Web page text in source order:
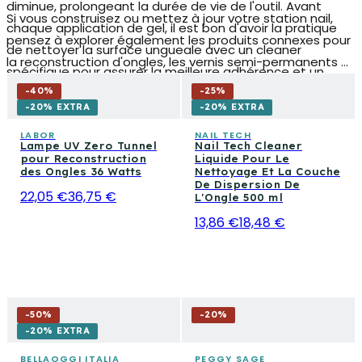
diminue, prolongeant la durée de vie de l'outil. Avant
chaque application de gel, il est bon d'avoir la pratique
de nettoyer la surface ungueale avec un cleaner
spécifique pour assurer la meilleure adhérence et un
résultat uniforme.
Si vous construisez ou mettez à jour votre station nail,
pensez à explorer également les produits connexes pour
la reconstruction d'ongles, les vernis semi-permanents et
les accessoires de nail art, qui complètent l'équipement
professionnel et domestique pour des résultats de
-40%
-20% EXTRA
LABOR
Lampe UV Zero Tunnel
pour Reconstruction
des Ongles 36 Watts
22,05 €36,75 €
-25%
-20% EXTRA
NAIL TECH
Nail Tech Cleaner
Liquide Pour Le
Nettoyage Et La Couche
De Dispersion De
L'Ongle 500 ml
13,86 €18,48 €
-50%
-20% EXTRA
BELLAOGGI ITALIA
-20%
PEGGY SAGE